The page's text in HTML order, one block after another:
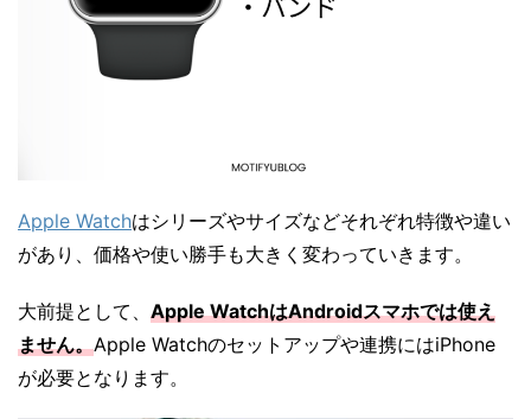
Apple Watchはシリーズやサイズなどそれぞれ特徴や違い
があり、価格や使い勝手も大きく変わっていきます。
大前提として、 Apple WatchはAndroidスマホでは使え
ません。Apple Watchのセットアップや連携にはiPhone
が必要となります。